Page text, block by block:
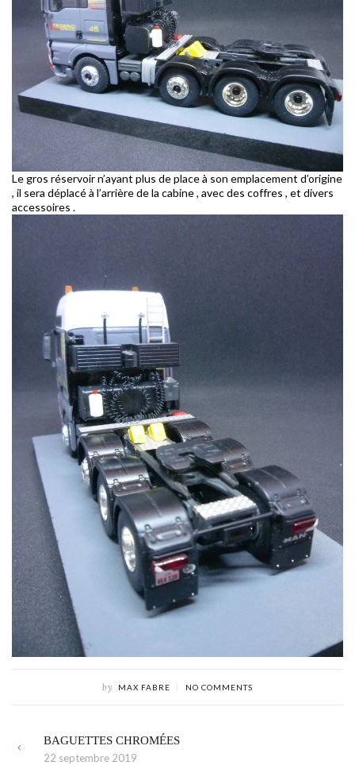
Le gros réservoir n’ayant plus de place à son emplacement d’origine
, il sera déplacé à l’arrière de la cabine , avec des coffres , et divers
accessoires .
by MAX FABRE NO COMMENTS
BAGUETTES CHROMÉES
22 septembre 2019